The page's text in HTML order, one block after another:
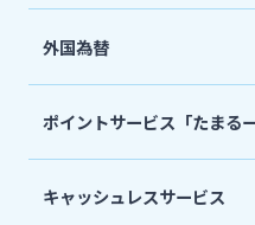
フリーローン
マイカーローン
ローンシミュレーシ
ネット定期保険
ネット医療保険
死亡保険（生命保
生命保険
国民年金基金
個人型確定拠出年金
相続関連サービス
外国為替
外貨両替・円建小
外貨預金
ポイントサービス「たまる
キャッシュレスサービス